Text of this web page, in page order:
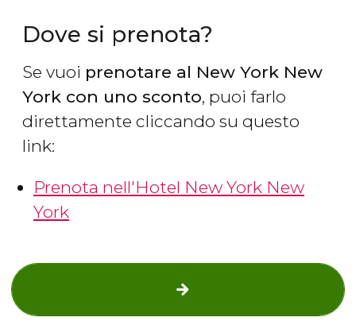
Dove si prenota?
Se vuoi prenotare al New York New
York con uno sconto, puoi farlo
direttamente cliccando su questo
link:
Prenota nell'Hotel New York New
York